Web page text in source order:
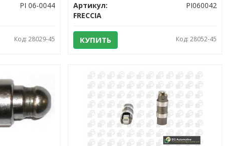
PI 06-0044
Код: 28029-45
Артикул:
PI060042
FRECCIA
КУПИТЬ Код: 28052-45